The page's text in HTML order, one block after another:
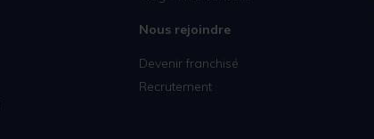
Nous rejoindre
Devenir franchisé
Recrutement